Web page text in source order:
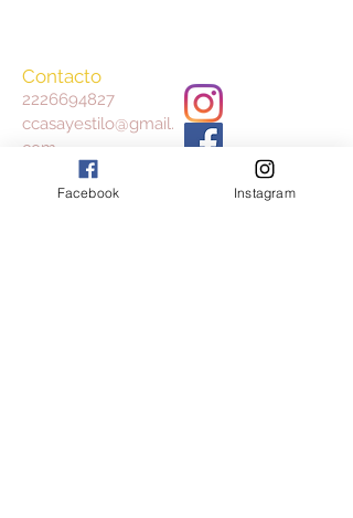
Contacto
2226694827
ccasayestilo@gmail.
com
Facebook Instagram